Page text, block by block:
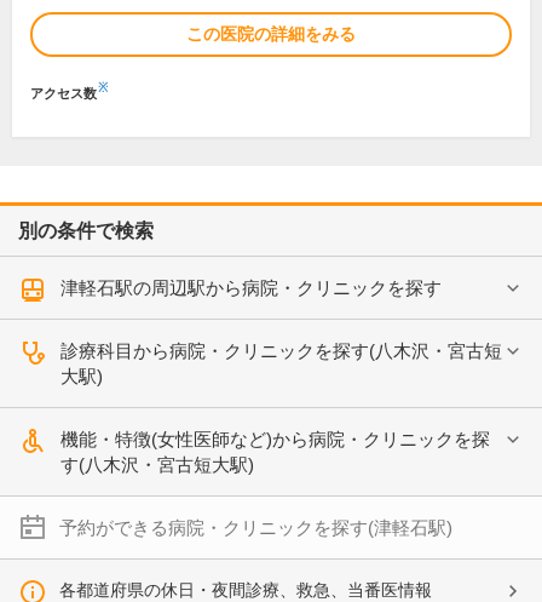
この医院の詳細をみる
アクセス数※
別の条件で検索
津軽石駅の周辺駅から病院・クリニックを探す
診療科目から病院・クリニックを探す(八木沢・宮古短
大駅)
機能・特徴(女性医師など)から病院・クリニックを探
す(八木沢・宮古短大駅)
予約ができる病院・クリニックを探す(津軽石駅)
各都道府県の休日・夜間診療、救急、当番医情報